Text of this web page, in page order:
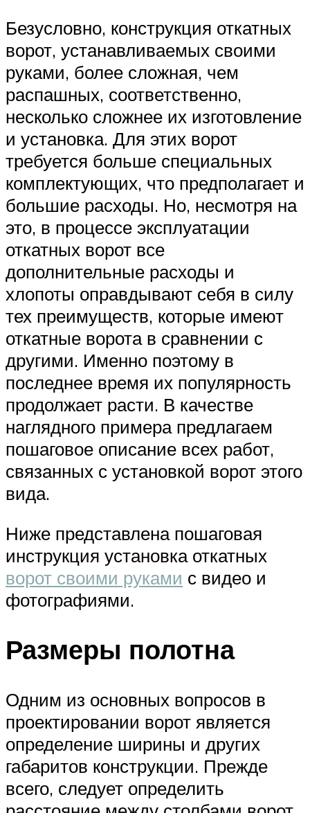
Безусловно, конструкция откатных
ворот, устанавливаемых своими
руками, более сложная, чем
распашных, соответственно,
несколько сложнее их изготовление
и установка. Для этих ворот
требуется больше специальных
комплектующих, что предполагает и
большие расходы. Но, несмотря на
это, в процессе эксплуатации
откатных ворот все
дополнительные расходы и
хлопоты оправдывают себя в силу
тех преимуществ, которые имеют
откатные ворота в сравнении с
другими. Именно поэтому в
последнее время их популярность
продолжает расти. В качестве
наглядного примера предлагаем
пошаговое описание всех работ,
связанных с установкой ворот этого
вида.
Ниже представлена пошаговая
инструкция установка откатных
ворот своими руками с видео и
фотографиями.
Размеры полотна
Одним из основных вопросов в
проектировании ворот является
определение ширины и других
габаритов конструкции. Прежде
всего, следует определить